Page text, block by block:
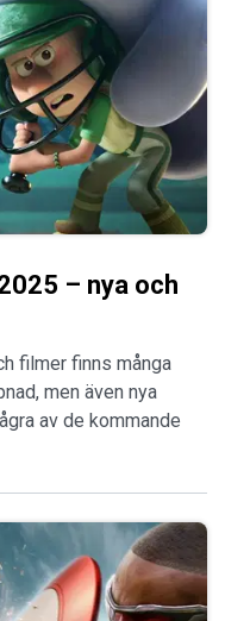
– nya och
filmer finns många
men även nya
av de kommande